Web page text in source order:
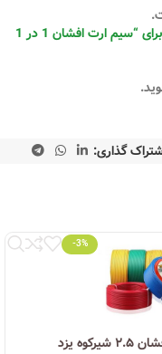
اولین نفری باشید که دیدگاهی را ارسال می کنید برای “سیم ارت افشان 1 در 1
گذاری:
-3%
یزد